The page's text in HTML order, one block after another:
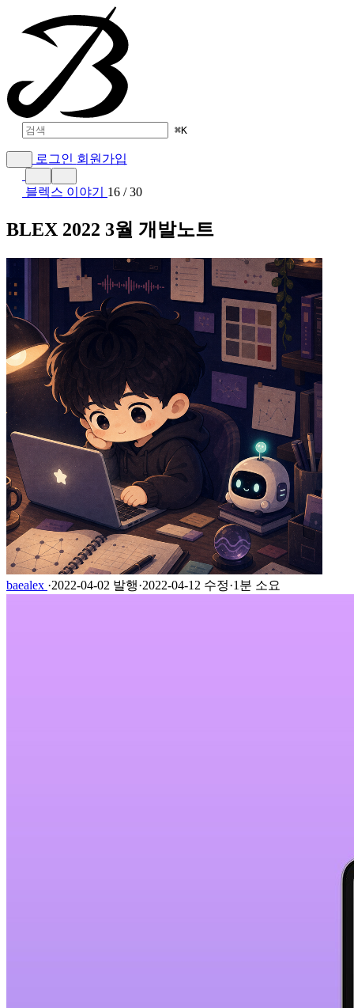
⌘K
로그인 회원가입
블렉스 이야기 16 / 30
BLEX 2022 3월 개발노트
baealex ·2022-04-02 발행·2022-04-12 수정·1분 소요